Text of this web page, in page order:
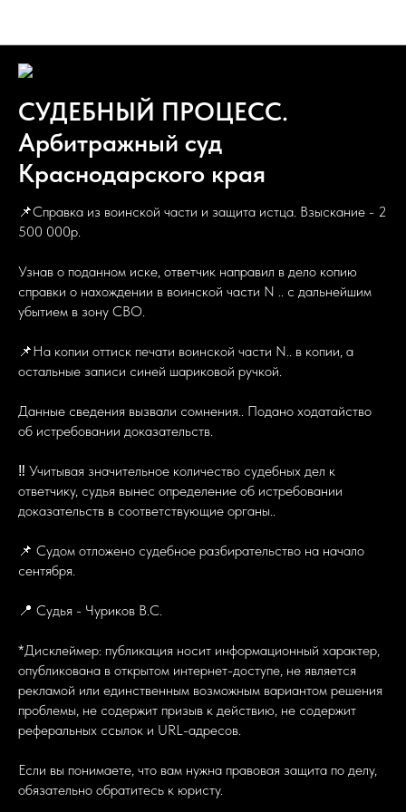
СУДЕБНЫЙ ПРОЦЕСС.
Арбитражный суд
Краснодарского края
📌Справка из воинской части и защита истца. Взыскание - 2
500 000р.
Узнав о поданном иске, ответчик направил в дело копию
справки о нахождении в воинской части N .. с дальнейшим
убытием в зону СВО.
📌На копии оттиск печати воинской части N.. в копии, а
остальные записи синей шариковой ручкой.
Данные сведения вызвали сомнения.. Подано ходатайство
об истребовании доказательств.
‼ Учитывая значительное количество судебных дел к
ответчику, судья вынес определение об истребовании
доказательств в соответствующие органы..
📌 Судом отложено судебное разбирательство на начало
сентября.
📍 Судья - Чуриков В.С.
*Дисклеймер: публикация носит информационный характер,
опубликована в открытом интернет-доступе, не является
рекламой или единственным возможным вариантом решения
проблемы, не содержит призыв к действию, не содержит
реферальных ссылок и URL-адресов.
Если вы понимаете, что вам нужна правовая защита по делу,
обязательно обратитесь к юристу.